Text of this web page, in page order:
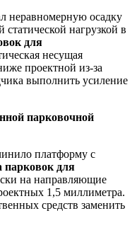
неравномерную осадку
нагрузкой в
для
несущая
проектной из-за
выполнить усиление
парковочной
платформу с
парковок для
на направляющие
1,5 миллиметра.
средств заменить